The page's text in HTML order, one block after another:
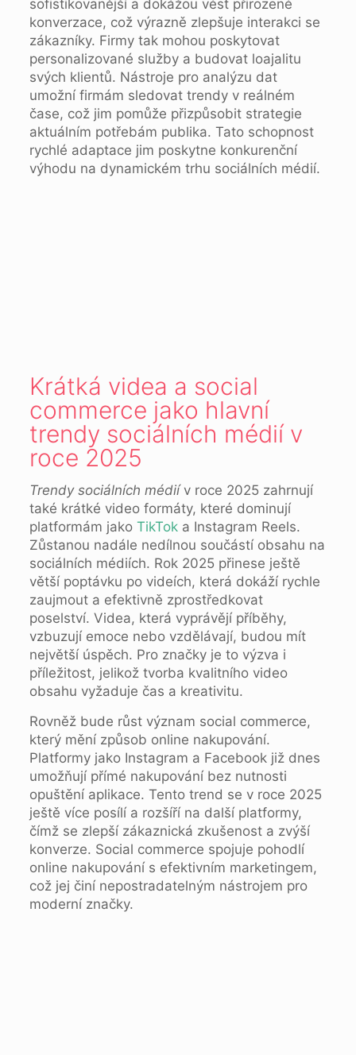
sofistikovanější a dokážou vést přirozené
konverzace, což výrazně zlepšuje interakci se
zákazníky. Firmy tak mohou poskytovat
personalizované služby a budovat loajalitu
svých klientů. Nástroje pro analýzu dat
umožní firmám sledovat trendy v reálném
čase, což jim pomůže přizpůsobit strategie
aktuálním potřebám publika. Tato schopnost
rychlé adaptace jim poskytne konkurenční
výhodu na dynamickém trhu sociálních médií.
Krátká videa a social
commerce jako hlavní
trendy sociálních médií v
roce 2025
Trendy sociálních médiív roce 2025 zahrnují
také krátké video formáty, které dominují
platformám jako TikToka Instagram Reels.
Zůstanou nadále nedílnou součástí obsahu na
sociálních médiích. Rok 2025 přinese ještě
větší poptávku po videích, která dokáží rychle
zaujmout a efektivně zprostředkovat
poselství. Videa, která vyprávějí příběhy,
vzbuzují emoce nebo vzdělávají, budou mít
největší úspěch. Pro značky je to výzva i
příležitost, jelikož tvorba kvalitního video
obsahu vyžaduje čas a kreativitu.
Rovněž bude růst význam social commerce,
který mění způsob online nakupování.
Platformy jako Instagram a Facebook již dnes
umožňují přímé nakupování bez nutnosti
opuštění aplikace. Tento trend se v roce 2025
ještě více posílí a rozšíří na další platformy,
čímž se zlepší zákaznická zkušenost a zvýší
konverze. Social commerce spojuje pohodlí
online nakupování s efektivním marketingem,
což jej činí nepostradatelným nástrojem pro
moderní značky.